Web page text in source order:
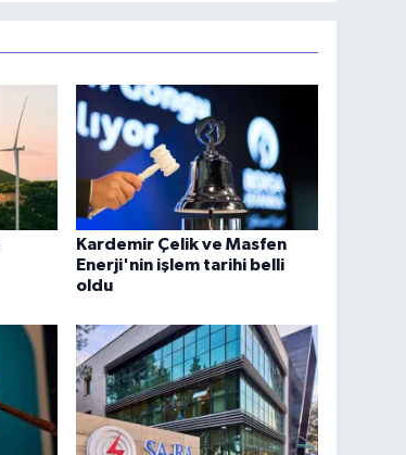
Kardemir Çelik ve Masfen
Enerji'nin işlem tarihi belli
oldu